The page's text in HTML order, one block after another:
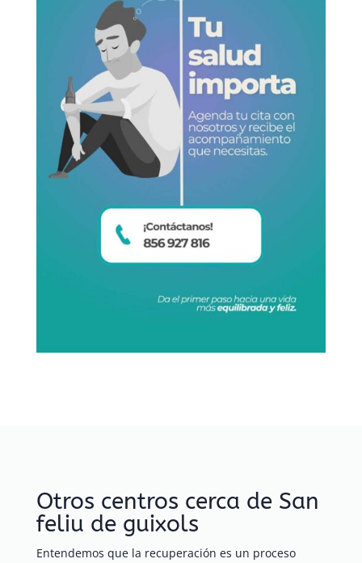
Otros centros cerca de San
feliu de guixols
Entendemos que la recuperación es un proceso